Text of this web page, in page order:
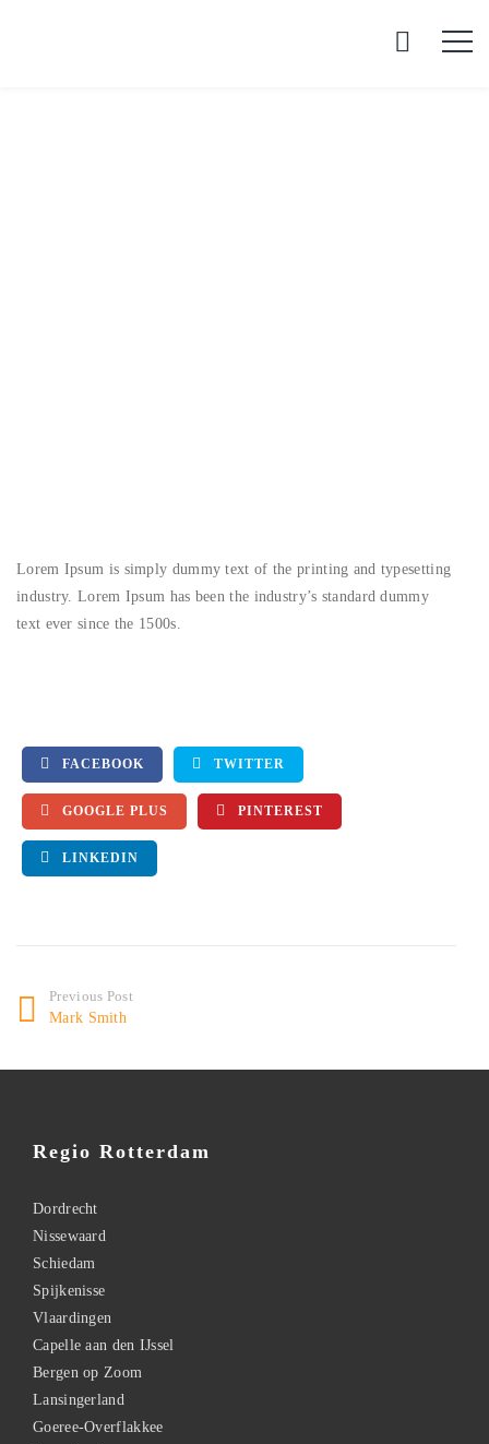
Lorem Ipsum is simply dummy text of the printing and typesetting
industry. Lorem Ipsum has been the industry’s standard dummy
text ever since the 1500s.
FACEBOOK TWITTER
GOOGLE PLUS PINTEREST
LINKEDIN
Previous Post
Mark Smith
Regio Rotterdam
Dordrecht
Nissewaard
Schiedam
Spijkenisse
Vlaardingen
Capelle aan den IJssel
Bergen op Zoom
Lansingerland
Goeree-Overflakkee